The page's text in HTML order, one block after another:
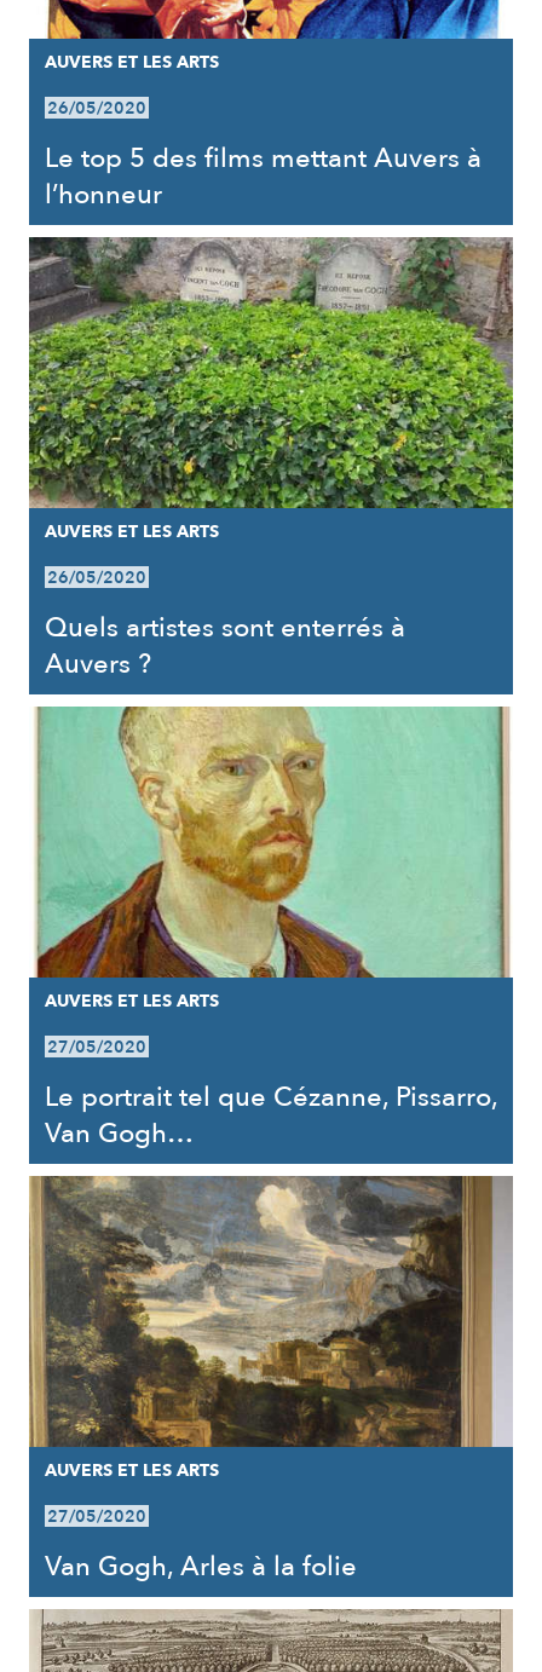
AUVERS ET LES ARTS
26/05/2020
Le top 5 des films mettant Auvers à
l’honneur
AUVERS ET LES ARTS
26/05/2020
Quels artistes sont enterrés à
Auvers ?
AUVERS ET LES ARTS
27/05/2020
Le portrait tel que Cézanne, Pissarro,
Van Gogh…
AUVERS ET LES ARTS
27/05/2020
Van Gogh, Arles à la folie